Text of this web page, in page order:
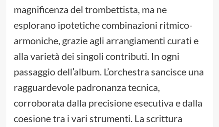
magnificenza del trombettista, ma ne
esplorano ipotetiche combinazioni ritmico-
armoniche, grazie agli arrangiamenti curati e
alla varietà dei singoli contributi. In ogni
passaggio dell’album. L’orchestra sancisce una
ragguardevole padronanza tecnica,
corroborata dalla precisione esecutiva e dalla
coesione tra i vari strumenti. La scrittura